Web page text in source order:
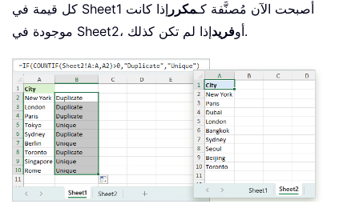
كل قيمة في Sheet1 أصبحت الآن مُصنَّفة كـمكرر إذا كانت
موجودة في Sheet2، أوفريد إذا لم تكن كذلك.